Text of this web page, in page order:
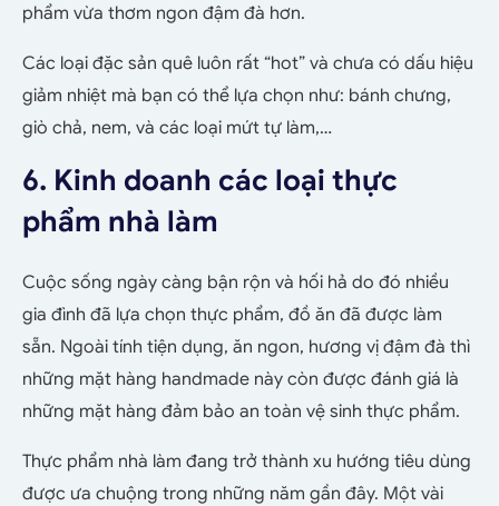
phẩm vừa thơm ngon đậm đà hơn.
Các loại đặc sản quê luôn rất “hot” và chưa có dấu hiệu
giảm nhiệt mà bạn có thể lựa chọn như: bánh chưng,
giò chả, nem, và các loại mứt tự làm,…
6. Kinh doanh các loại thực
phẩm nhà làm
Cuộc sống ngày càng bận rộn và hối hả do đó nhiều
gia đình đã lựa chọn thực phẩm, đồ ăn đã được làm
sẵn. Ngoài tính tiện dụng, ăn ngon, hương vị đậm đà thì
những mặt hàng handmade này còn được đánh giá là
những mặt hàng đảm bảo an toàn vệ sinh thực phẩm.
Thực phẩm nhà làm đang trở thành xu hướng tiêu dùng
được ưa chuộng trong những năm gần đây. Một vài